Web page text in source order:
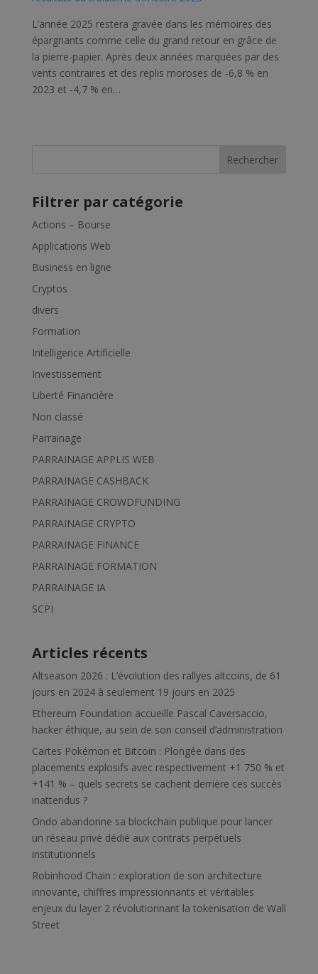
L’année 2025 restera gravée dans les mémoires des
épargnants comme celle du grand retour en grâce de
la pierre-papier. Après deux années marquées par des
vents contraires et des replis moroses de -6,8 % en
2023 et -4,7 % en…
Rechercher
Filtrer par catégorie
Actions – Bourse
Applications Web
Business en ligne
Cryptos
divers
Formation
Intelligence Artificielle
Investissement
Liberté Financière
Non classé
Parrainage
PARRAINAGE APPLIS WEB
PARRAINAGE CASHBACK
PARRAINAGE CROWDFUNDING
PARRAINAGE CRYPTO
PARRAINAGE FINANCE
PARRAINAGE FORMATION
PARRAINAGE IA
SCPI
Articles récents
Altseason 2026 : L’évolution des rallyes altcoins, de 61
jours en 2024 à seulement 19 jours en 2025
Ethereum Foundation accueille Pascal Caversaccio,
hacker éthique, au sein de son conseil d’administration
Cartes Pokémon et Bitcoin : Plongée dans des
placements explosifs avec respectivement +1 750 % et
+141 % – quels secrets se cachent derrière ces succès
inattendus ?
Ondo abandonne sa blockchain publique pour lancer
un réseau privé dédié aux contrats perpétuels
institutionnels
Robinhood Chain : exploration de son architecture
innovante, chiffres impressionnants et véritables
enjeux du layer 2 révolutionnant la tokenisation de Wall
Street